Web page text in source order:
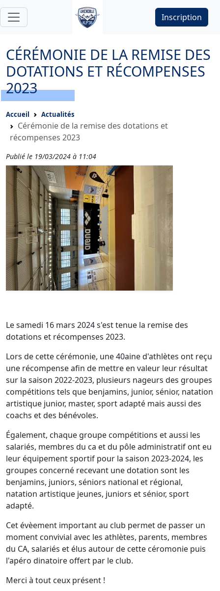
Inscription
CÉRÉMONIE DE LA REMISE DES
DOTATIONS ET RÉCOMPENSES
2023
Accueil Actualités
Cérémonie de la remise des dotations et
récompenses 2023
Publié le 19/03/2024 à 11:04
Le samedi 16 mars 2024 s'est tenue la remise des
dotations et récompenses 2023.
Lors de cette cérémonie, une 40aine d'athlètes ont reçu
une récompense afin de mettre en valeur leur résultat
sur la saison 2022-2023, plusieurs nageurs des groupes
compétitions tels que benjamins, junior, sénior, natation
artistique junior, master, sport adapté mais aussi des
coachs et des bénévoles.
Également, chaque groupe compétitions et aussi les
salariés, membres du ca et du pôle administratif ont eu
leur équipement sportif pour la saison 2023-2024, les
groupes concerné recevant une dotation sont les
benjamins, juniors, séniors national et régional,
natation artistique jeunes, juniors et sénior, sport
adapté.
Cet évèement important au club permet de passer un
moment convivial avec les athlètes, parents, membres
du CA, salariés et élus autour de cette céromonie puis
l'apéro dinatoire offert par le club.
Merci à tout ceux présent !